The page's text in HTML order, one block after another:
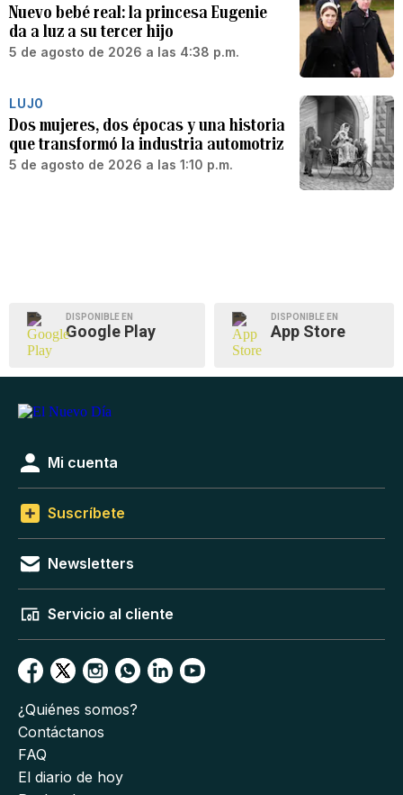
Nuevo bebé real: la princesa Eugenie
da a luz a su tercer hijo
5 de agosto de 2026 a las 4:38 p.m.
LUJO
Dos mujeres, dos épocas y una historia
que transformó la industria automotriz
5 de agosto de 2026 a las 1:10 p.m.
DISPONIBLE EN
Google Play
DISPONIBLE EN
App Store
Mi cuenta
Suscríbete
Newsletters
Servicio al cliente
¿Quiénes somos?
Contáctanos
FAQ
El diario de hoy